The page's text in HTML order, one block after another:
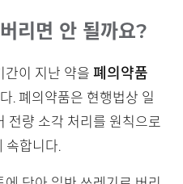
리면 안 될까요?
간이 지난 약을 폐의약품
. 폐의약품은 현행법상 일
전량 소각 처리를 원칙으로
속합니다.